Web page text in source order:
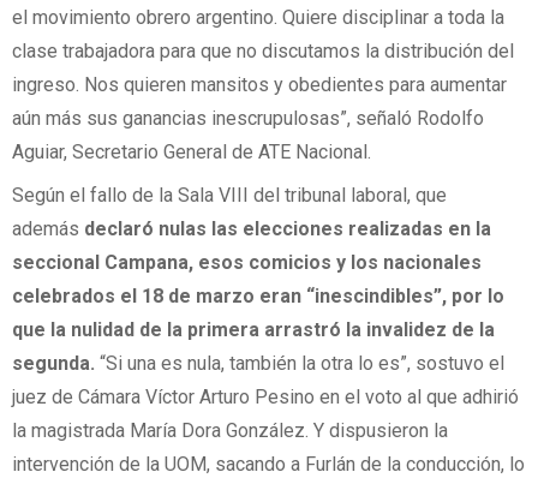
el movimiento obrero argentino. Quiere disciplinar a toda la
clase trabajadora para que no discutamos la distribución del
ingreso. Nos quieren mansitos y obedientes para aumentar
aún más sus ganancias inescrupulosas”, señaló Rodolfo
Aguiar, Secretario General de ATE Nacional.
Según el fallo de la Sala VIII del tribunal laboral, que
además declaró nulas las elecciones realizadas en la
seccional Campana, esos comicios y los nacionales
celebrados el 18 de marzo eran “inescindibles”, por lo
que la nulidad de la primera arrastró la invalidez de la
segunda. “Si una es nula, también la otra lo es”, sostuvo el
juez de Cámara Víctor Arturo Pesino en el voto al que adhirió
la magistrada María Dora González. Y dispusieron la
intervención de la UOM, sacando a Furlán de la conducción, lo